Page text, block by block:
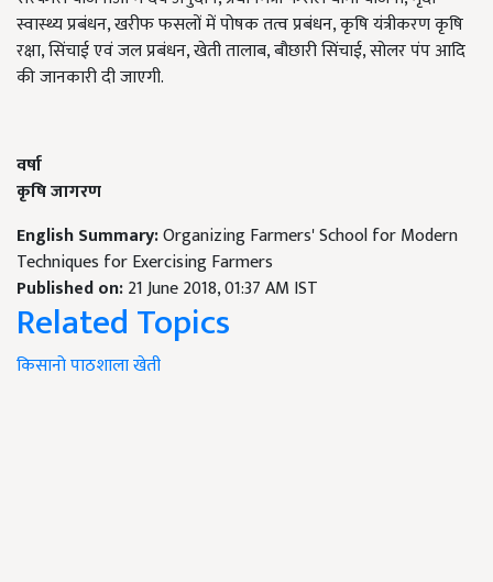
स्वास्थ्य प्रबंधन, खरीफ फसलों में पोषक तत्व प्रबंधन, कृषि यंत्रीकरण कृषि
रक्षा, सिंचाई एवं जल प्रबंधन, खेती तालाब, बौछारी सिंचाई, सोलर पंप आदि
की जानकारी दी जाएगी.
वर्षा
कृषि जागरण
English Summary:Organizing Farmers' School for Modern
Techniques for Exercising Farmers
Published on:21 June 2018, 01:37 AM IST
Related Topics
किसानोपाठशालाखेती